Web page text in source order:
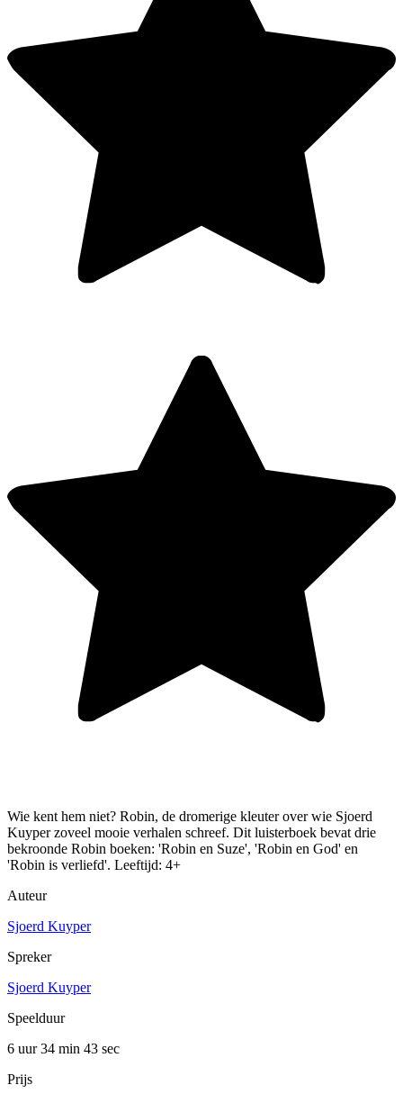
Wie kent hem niet? Robin, de dromerige kleuter over wie Sjoerd
Kuyper zoveel mooie verhalen schreef. Dit luisterboek bevat drie
bekroonde Robin boeken: 'Robin en Suze', 'Robin en God' en
'Robin is verliefd'. Leeftijd: 4+
Auteur
Sjoerd Kuyper
Spreker
Sjoerd Kuyper
Speelduur
6 uur 34 min 43 sec
Prijs